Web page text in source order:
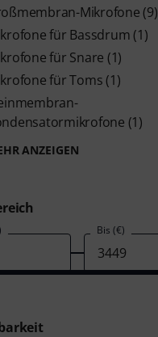
Mikrofone (9)
für Bassdrum (1)
für Snare (1)
für Toms (1)
(1)
ANZEIGEN
Bis (€)